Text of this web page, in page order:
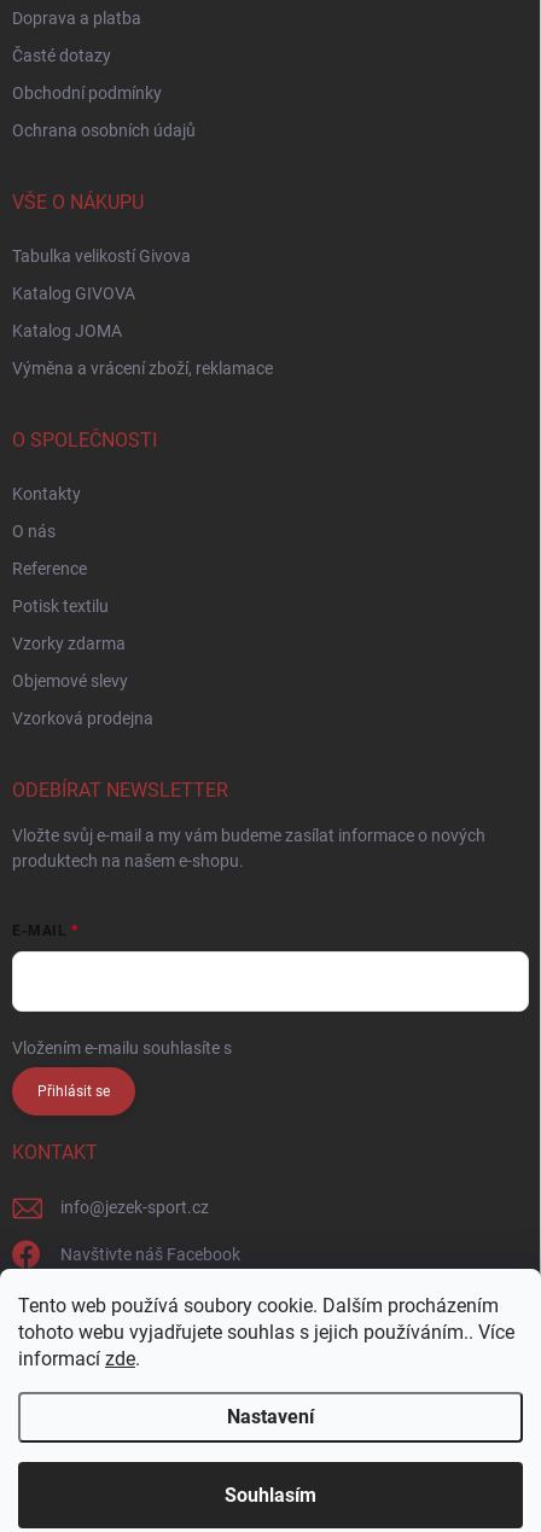
Tento web používá soubory cookie. Dalším procházením
tohoto webu vyjadřujete souhlas s jejich používáním.. Více
informací zde.
Nastavení
Souhlasím
Přijďte si vybrat osobně! Široká nabídka materiálů a
Doprava a platba
Časté dotazy
Obchodní podmínky
Ochrana osobních údajů
VŠE O NÁKUPU
Tabulka velikostí Givova
Katalog GIVOVA
Katalog JOMA
Výměna a vrácení zboží, reklamace
O SPOLEČNOSTI
Kontakty
O nás
Reference
Potisk textilu
Vzorky zdarma
Objemové slevy
Vzorková prodejna
ODEBÍRAT NEWSLETTER
Vložte svůj e-mail a my vám budeme zasílat informace o nových
produktech na našem e-shopu.
E-MAIL
Vložením e-mailu souhlasíte s
Přihlásit se
KONTAKT
info@jezek-sport.cz
Navštivte náš Facebook
jezek_sport_np/
Copyright 2026Ježek sport s.r.o.. Všechna práva vyhrazena.Upravit
nastavení cookies